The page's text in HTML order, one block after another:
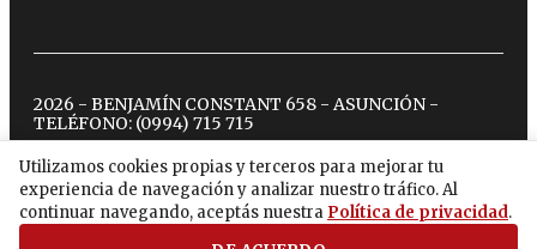
Utilizamos cookies propias y terceros para mejorar tu
experiencia de navegación y analizar nuestro tráfico. Al
continuar navegando, aceptás nuestra Política de privacidad.
2026 - BENJAMÍN CONSTANT 658 - ASUNCIÓN -
TELÉFONO: (0994) 715 715
twitterinstagram
facebook
tiktokyoutubespotify